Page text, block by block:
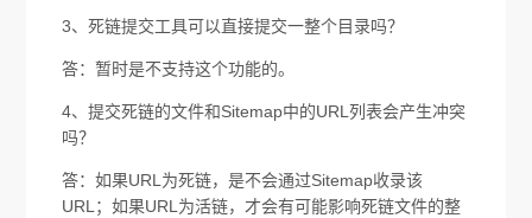
3、死链提交工具可以直接提交一整个目录吗？
答：暂时是不支持这个功能的。
4、提交死链的文件和Sitemap中的URL列表会产生冲突
吗？
答：如果URL为死链，是不会通过Sitemap收录该
URL；如果URL为活链，才会有可能影响死链文件的整